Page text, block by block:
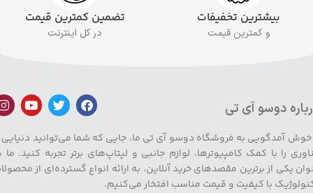
بیشترین تخفیفات
و کمترین قیمت
تضمین کمترین قیمت
در کل اینترنت
دوسو آی تی
خوش آمدگویی به فروشگاه دوسو آی تی ما، جایی که شما می‌توانید دنیایی
را با کمک کامپیوترها، لوازم جانبی و لپتاپ‌های برتر تجربه کنید. ما
یکی از برترین مقصدهای خرید آنلاین، به ارائه انواع گسترده‌ای از
با کیفیت و قیمت مناسب افتخار می‌کنیم.